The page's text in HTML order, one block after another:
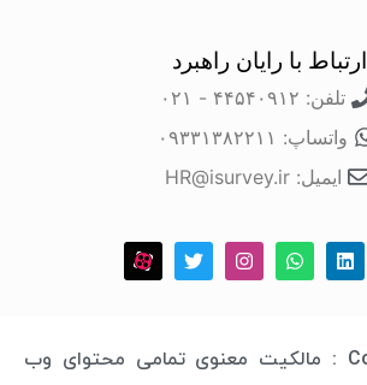
ارتباط با رایان راهبرد
تلفن: ۴۴۵۴۰۹۱۲ - ۰۲۱
واتساپ: ۰۹۳۳۱۳۸۲۲۱۱
ایمیل: HR@isurvey.ir
Copyright © 2025 : مالکیت معنوی تمامی محتوای وب